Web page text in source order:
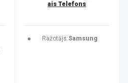
ais Telefons
Ražotājs:Samsung